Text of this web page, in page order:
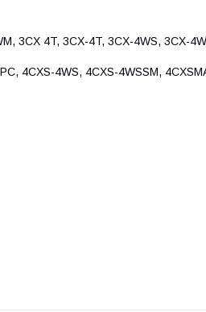
3CX 4T, 3CX-4T, 3CX-4WS, 3CX-
4CXS-4WS, 4CXS-4WSSM,